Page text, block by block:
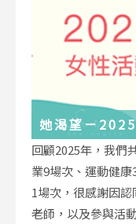
她渴望－
回顧2025年，我們
業9場次、運動健
1場次，很感謝因
老師，以及參與活